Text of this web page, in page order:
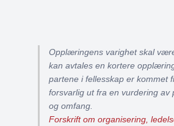
Opplæringens varighet skal
kan avtales en kortere
partene i fellesskap er kommet
forsvarlig ut fra en vurdering av
og omfang.
Forskrift om organisering,